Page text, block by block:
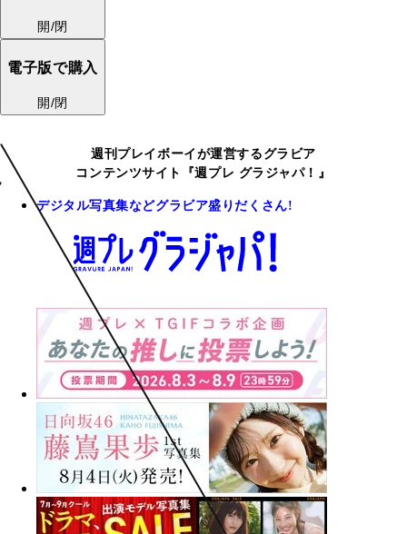
開/閉
電子版で購入
開/閉
週刊プレイボーイが運営するグラビア
コンテンツサイト『週プレ グラジャパ！』
デジタル写真集などグラビア盛りだくさん!